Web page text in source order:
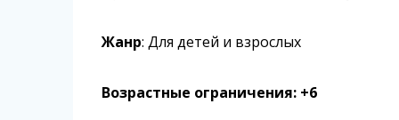
Жанр: Для детей и взрослых
Возрастные ограничения: +6